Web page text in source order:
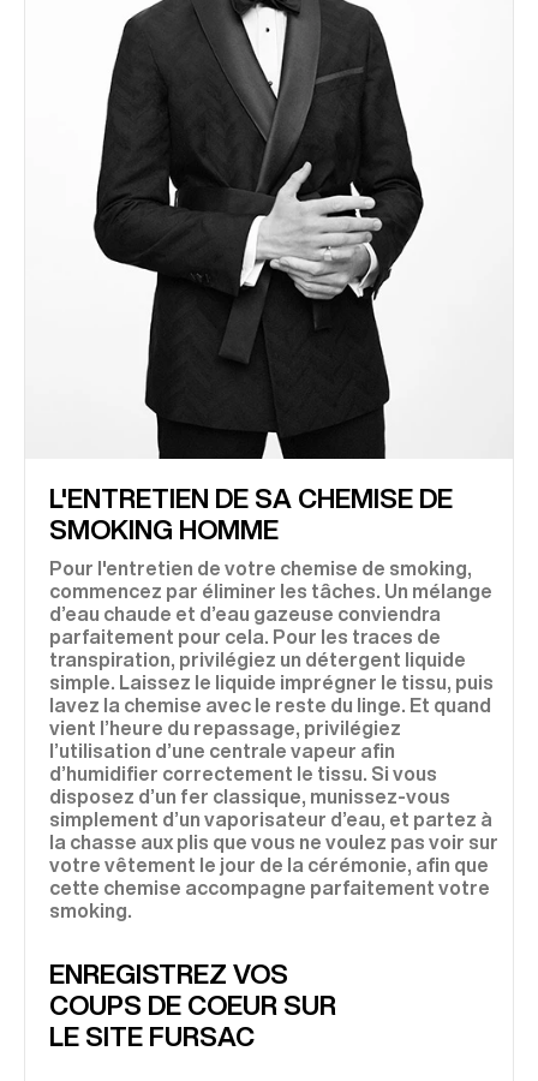
L'ENTRETIEN DE SA CHEMISE DE
SMOKING HOMME
Pour l'entretien de votre chemise de smoking,
commencez par éliminer les tâches. Un mélange
d’eau chaude et d’eau gazeuse conviendra
parfaitement pour cela. Pour les traces de
transpiration, privilégiez un détergent liquide
simple. Laissez le liquide imprégner le tissu, puis
lavez la chemise avec le reste du linge. Et quand
vient l’heure du repassage, privilégiez
l’utilisation d’une centrale vapeur afin
d’humidifier correctement le tissu. Si vous
disposez d’un fer classique, munissez-vous
simplement d’un vaporisateur d’eau, et partez à
la chasse aux plis que vous ne voulez pas voir sur
votre vêtement le jour de la cérémonie, afin que
cette chemise accompagne parfaitement votre
smoking.
ENREGISTREZ VOS
COUPS DE COEUR SUR
LE SITE FURSAC